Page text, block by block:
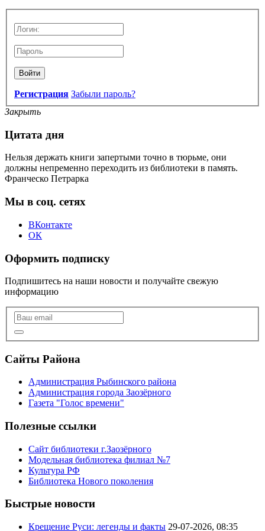
Войти
Регистрация Забыли пароль?
Закрыть
Цитата дня
Нельзя держать книги запертыми точно в тюрьме, они
должны непременно переходить из библиотеки в память.
Франческо Петрарка
Мы в соц. сетях
ВКонтакте
ОК
Оформить подписку
Подпишитесь на наши новости и получайте свежую
информацию
Сайты Района
Администрация Рыбинского района
Администрация города Заозёрного
Газета "Голос времени"
Полезные ссылки
Сайт библиотеки г.Заозёрного
Модельная библиотека филиал №7
Культура РФ
Библиотека Нового поколения
Быстрые новости
Крещение Руси: легенды и факты 29-07-2026, 08:35